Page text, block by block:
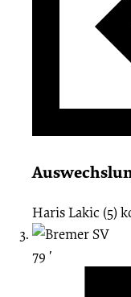
Haris Lakic (5)
79 ′